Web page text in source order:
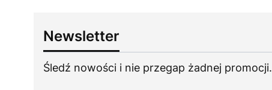
Newsletter
Śledź nowości i nie przegap żadnej promocji.